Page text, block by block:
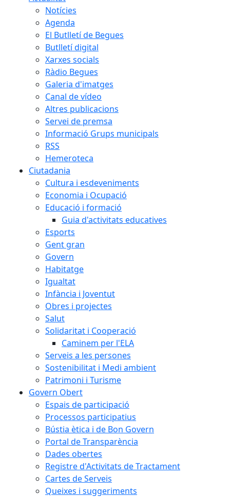
Notícies
Agenda
El Butlletí de Begues
Butlletí digital
Xarxes socials
Ràdio Begues
Galeria d'imatges
Canal de vídeo
Altres publicacions
Servei de premsa
Informació Grups municipals
RSS
Hemeroteca
Ciutadania
Cultura i esdeveniments
Economia i Ocupació
Educació i formació
Guia d'activitats educatives
Esports
Gent gran
Govern
Habitatge
Igualtat
Infància i Joventut
Obres i projectes
Salut
Solidaritat i Cooperació
Caminem per l'ELA
Serveis a les persones
Sostenibilitat i Medi ambient
Patrimoni i Turisme
Govern Obert
Espais de participació
Processos participatius
Bústia ètica i de Bon Govern
Portal de Transparència
Dades obertes
Registre d'Activitats de Tractament
Cartes de Serveis
Queixes i suggeriments